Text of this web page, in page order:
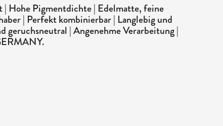
Hohe Pigmentdichte | Edelmatte, feine
| Perfekt kombinierbar | Langlebig und
geruchsneutral | Angenehme Verarbeitung |